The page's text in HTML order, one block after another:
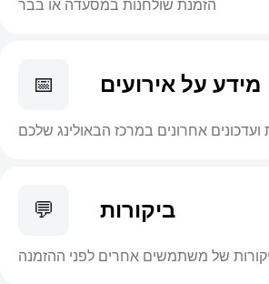
הזמנת שולחנות במסעדה או בבר
📅 מידע על אירועים
אחרונים במרכז הבאולינג שלכם
💬 ביקורות
של משתמשים אחרים לפני ההזמנה